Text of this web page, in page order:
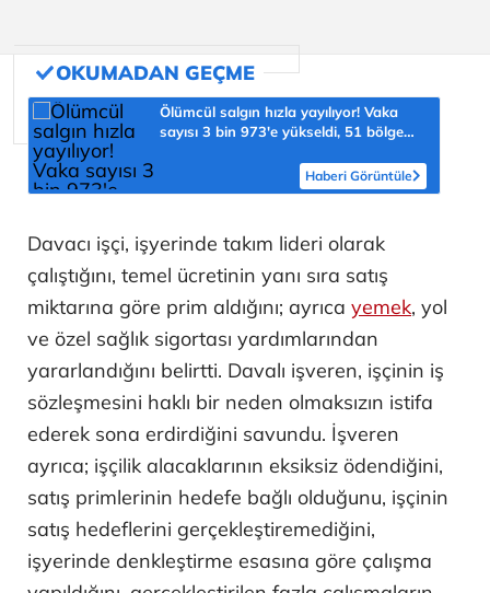
Ölümcül salgın hızla yayılıyor! Vaka
sayısı 3 bin 973'e yükseldi, 51 bölge
Haberi Görüntüle
Davacı işçi, işyerinde takım lideri olarak
çalıştığını, temel ücretinin yanı sıra satış
miktarına göre prim aldığını; ayrıca yemek, yol
ve özel sağlık sigortası yardımlarından
yararlandığını belirtti. Davalı işveren, işçinin iş
sözleşmesini haklı bir neden olmaksızın istifa
ederek sona erdirdiğini savundu. İşveren
ayrıca; işçilik alacaklarının eksiksiz ödendiğini,
satış primlerinin hedefe bağlı olduğunu, işçinin
satış hedeflerini gerçekleştiremediğini,
işyerinde denkleştirme esasına göre çalışma